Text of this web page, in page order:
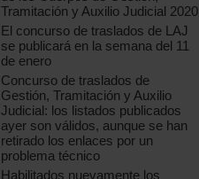
Tramitación y Auxilio Judicial 2020
El concurso de traslados de LAJ
se publicará en la semana del 11
de enero
Concurso de traslados de
Gestión, Tramitación y Auxilio
Judicial: los listados publicados
ayer son válidos, aunque se han
retirado los enlaces por un
problema técnico
Habilitados nuevamente los